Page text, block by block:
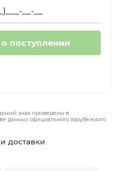
знак приведены в
данных официального зарубежного
доставки